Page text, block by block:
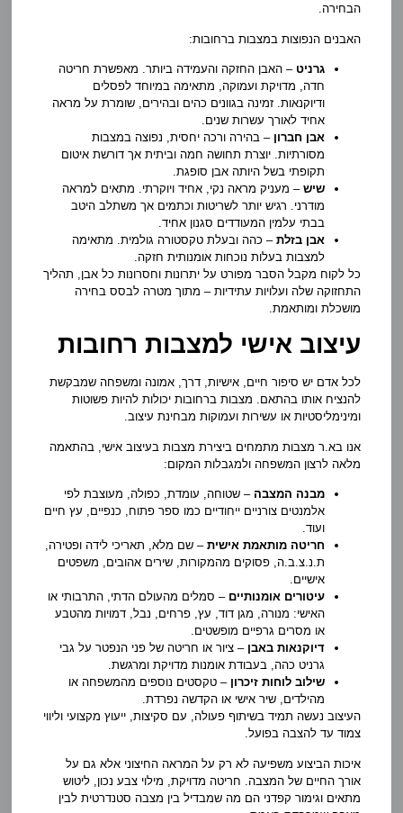
הבחירה.
האבנים הנפוצות במצבות ברחובות:
גרניט – האבן החזקה והעמידה ביותר. מאפשרת חריטה
חדה, מדויקת ועמוקה, מתאימה במיוחד לפסלים
ודיוקנאות. זמינה בגוונים כהים ובהירים, שומרת על מראה
אחיד לאורך עשרות שנים.
אבן חברון – בהירה ורכה יחסית, נפוצה במצבות
מסורתיות. יוצרת תחושה חמה וביתית אך דורשת איטום
תקופתי בשל היותה אבן סופגת.
שיש – מעניק מראה נקי, אחיד ויוקרתי. מתאים למראה
מודרני. רגיש יותר לשריטות וכתמים אך משתלב היטב
בבתי עלמין המעודדים סגנון אחיד.
אבן בזלת – כהה ובעלת טקסטורה גולמית. מתאימה
למצבות בעלות נוכחות אומנותית חזקה.
כל לקוח מקבל הסבר מפורט על יתרונות וחסרונות כל אבן, תהליך
התחזוקה שלה ועלויות עתידיות – מתוך מטרה לבסס בחירה
מושכלת ומותאמת.
עיצוב אישי למצבות רחובות
לכל אדם יש סיפור חיים, אישיות, דרך, אמונה ומשפחה שמבקשת
להנציח אותו בהתאם. מצבות ברחובות יכולות להיות פשוטות
ומינימליסטיות או עשירות ועמוקות מבחינת עיצוב.
אנו בא.ר מצבות מתמחים ביצירת מצבות בעיצוב אישי, בהתאמה
מלאה לרצון המשפחה ולמגבלות המקום:
מבנה המצבה – שטוחה, עומדת, כפולה, מעוצבת לפי
אלמנטים צורניים ייחודיים כמו ספר פתוח, כנפיים, עץ חיים
ועוד.
חריטה מותאמת אישית – שם מלא, תאריכי לידה ופטירה,
ת.נ.צ.ב.ה, פסוקים מהמקורות, שירים אהובים, משפטים
אישיים.
עיטורים אומנותיים – סמלים מהעולם הדתי, התרבותי או
האישי: מנורה, מגן דוד, עץ, פרחים, נבל, דמויות מהטבע
או מסרים גרפיים מופשטים.
דיוקנאות באבן – ציור או חריטה של פני הנפטר על גבי
גרניט כהה, בעבודת אומנות מדויקת ומרגשת.
שילוב לוחות זיכרון – טקסטים נוספים מהמשפחה או
מהילדים, שיר אישי או הקדשה נפרדת.
העיצוב נעשה תמיד בשיתוף פעולה, עם סקיצות, ייעוץ מקצועי וליווי
צמוד עד להצבה בפועל.
איכות הביצוע משפיעה לא רק על המראה החיצוני אלא גם על
אורך החיים של המצבה. חריטה מדויקת, מילוי צבע נכון, ליטוש
מתאים וגימור קפדני הם מה שמבדיל בין מצבה סטנדרטית לבין